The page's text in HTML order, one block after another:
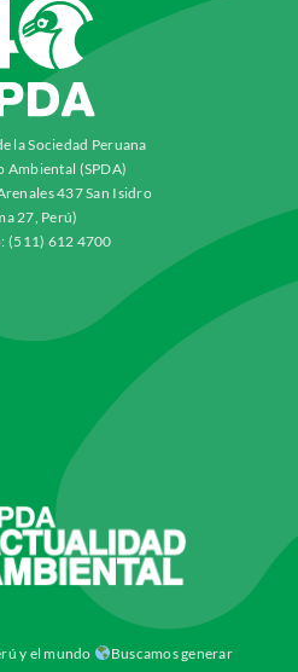
la Sociedad Peruana
Ambiental (SPDA)
437 San Isidro
27, Perú)
(511) 612 4700
y el mundo
Buscamos generar